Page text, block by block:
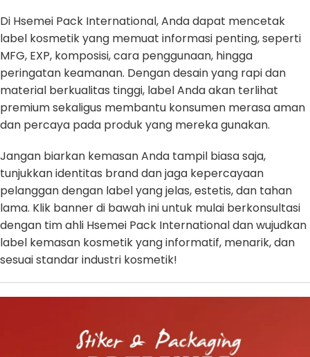
Di Hsemei Pack International, Anda dapat mencetak
label kosmetik yang memuat informasi penting, seperti
MFG, EXP, komposisi, cara penggunaan, hingga
peringatan keamanan. Dengan desain yang rapi dan
material berkualitas tinggi, label Anda akan terlihat
premium sekaligus membantu konsumen merasa aman
dan percaya pada produk yang mereka gunakan.
Jangan biarkan kemasan Anda tampil biasa saja,
tunjukkan identitas brand dan jaga kepercayaan
pelanggan dengan label yang jelas, estetis, dan tahan
lama. Klik banner di bawah ini untuk mulai berkonsultasi
dengan tim ahli Hsemei Pack International dan wujudkan
label kemasan kosmetik yang informatif, menarik, dan
sesuai standar industri kosmetik!